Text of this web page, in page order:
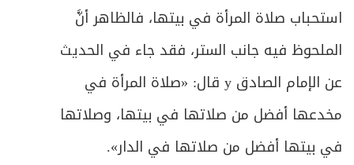
استحباب صلاة المرأة في بيتها، فالظاهر أنَّ
الملحوظ فيه جانب الستر، فقد جاء في الحديث
عن الإمام الصادق y قال: «صلاة المرأة في
مخدعها أفضل من صلاتها في بيتها، وصلاتها
في بيتها أفضل من صلاتها في الدار».